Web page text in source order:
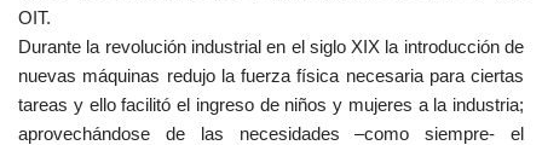
OIT.
Durante la revolución industrial en el siglo XIX la introducción de
nuevas máquinas redujo la fuerza física necesaria para ciertas
tareas y ello facilitó el ingreso de niños y mujeres a la industria;
aprovechándose de las necesidades –como siempre- el